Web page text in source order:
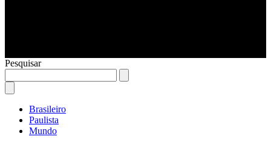
Pesquisar
Brasileiro
Paulista
Mundo